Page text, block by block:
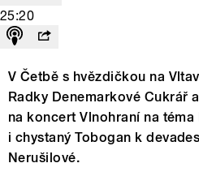
25:20
V Četbě s hvězdičkou na
Radky Denemarkové Cukrář
na koncert Vlnohraní na
i chystaný Tobogan k
Nerušilové.